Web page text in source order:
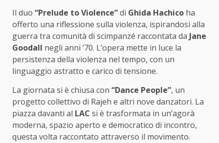
Il duo “Prelude to Violence”di Ghida Hachico ha
offerto una riflessione sulla violenza, ispirandosi alla
guerra tra comunità di scimpanzé raccontata da Jane
Goodall negli anni ’70. L’opera mette in luce la
persistenza della violenza nel tempo, con un
linguaggio astratto e carico di tensione.
La giornata si è chiusa con “Dance People”, un
progetto collettivo di Rajeh e altri nove danzatori. La
piazza davanti al LAC si è trasformata in un’agorà
moderna, spazio aperto e democratico di incontro,
questa volta raccontato attraverso il movimento.